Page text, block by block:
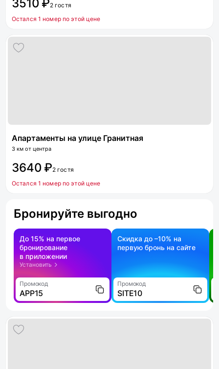
3510 ₽2 гостя
Остался 1 номер по этой цене
Апартаменты на улице Гранитная
3 км от центра
3640 ₽2 гостя
Остался 1 номер по этой цене
Бронируйте выгодно
До 15% на первое
бронирование
в приложении
Установить
Промокод
APP15
Скидка до –10% на
первую бронь на сайте
Промокод
SITE10